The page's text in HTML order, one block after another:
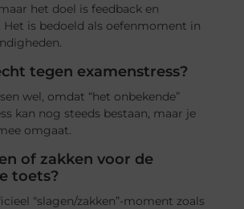
het doel is feedback en
is bedoeld als oefenmoment in
tegen examenstress?
wel, omdat “het onbekende”
kan nog steeds bestaan, maar je
omgaat.
of zakken voor de
toets?
“slagen/zakken”-moment zoals